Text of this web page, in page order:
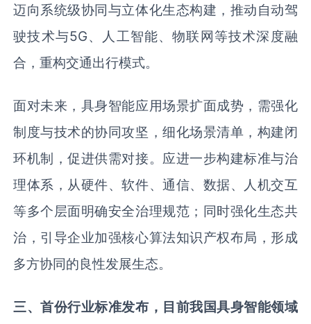
迈向系统级协同与立体化生态构建，推动自动驾
驶技术与5G、人工智能、物联网等技术深度融
合，重构交通出行模式。
面对未来，具身智能应用场景扩面成势，需强化
制度与技术的协同攻坚，细化场景清单，构建闭
环机制，促进供需对接。应进一步构建标准与治
理体系，从硬件、软件、通信、数据、人机交互
等多个层面明确安全治理规范；同时强化生态共
治，引导企业加强核心算法知识产权布局，形成
多方协同的良性发展生态。
三、首份行业标准发布，目前我国具身智能领域